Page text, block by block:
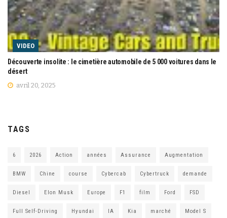
VIDEO
Découverte insolite : le cimetière automobile de 5 000 voitures dans le
désert
avril 20, 2025
TAGS
6 2026 Action années Assurance Augmentation
BMW Chine course Cybercab Cybertruck demande
Diesel Elon Musk Europe F1 film Ford FSD
Full Self-Driving Hyundai IA Kia marché Model S